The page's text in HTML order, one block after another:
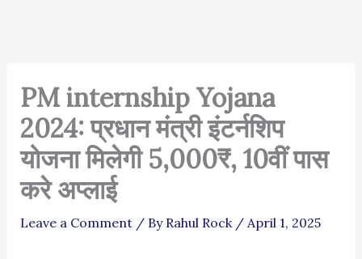
PM internship Yojana
2024: प्रधान मंत्री इंटर्नशिप
योजना मिलेगी 5,000₹, 10वीं पास
करे अप्लाई
Leave a Comment / By Rahul Rock / April 1, 2025